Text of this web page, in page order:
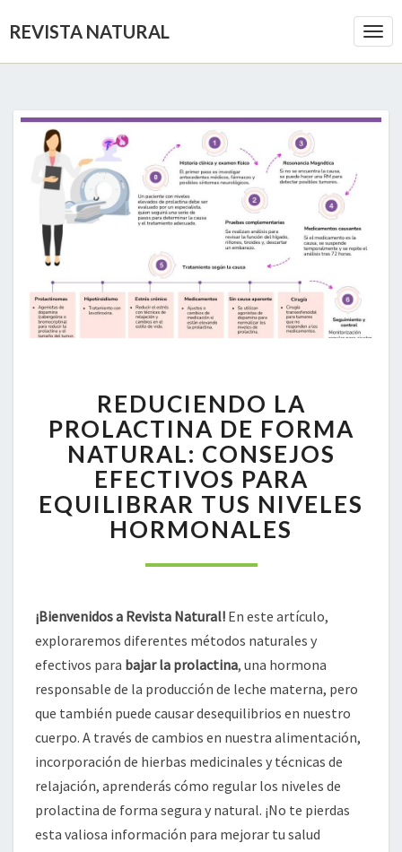
REVISTA NATURAL
LA
PROLACTINA
DE
FORMA
NATURAL:
CONSEJOS
EFECTIVOS
PARA
EQUILIBRAR
HORMONALES
REDUCIENDO LA
PROLACTINA DE FORMA
NATURAL: CONSEJOS
EFECTIVOS PARA
EQUILIBRAR TUS NIVELES
HORMONALES
¡Bienvenidos a Revista Natural! En este artículo,
exploraremos diferentes métodos naturales y
efectivos para bajar la prolactina, una hormona
responsable de la producción de leche materna, pero
que también puede causar desequilibrios en nuestro
cuerpo. A través de cambios en nuestra alimentación,
incorporación de hierbas medicinales y técnicas de
relajación, aprenderás cómo regular los niveles de
prolactina de forma segura y natural. ¡No te pierdas
esta valiosa información para mejorar tu salud